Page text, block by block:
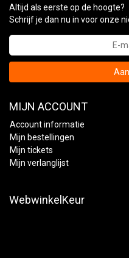
Altijd als eerste op de hoogte?
Schrijf je dan nu in voor onze
MIJN ACCOUNT
Account informatie
Mijn bestellingen
Mijn tickets
Mijn verlanglijst
WebwinkelKeur